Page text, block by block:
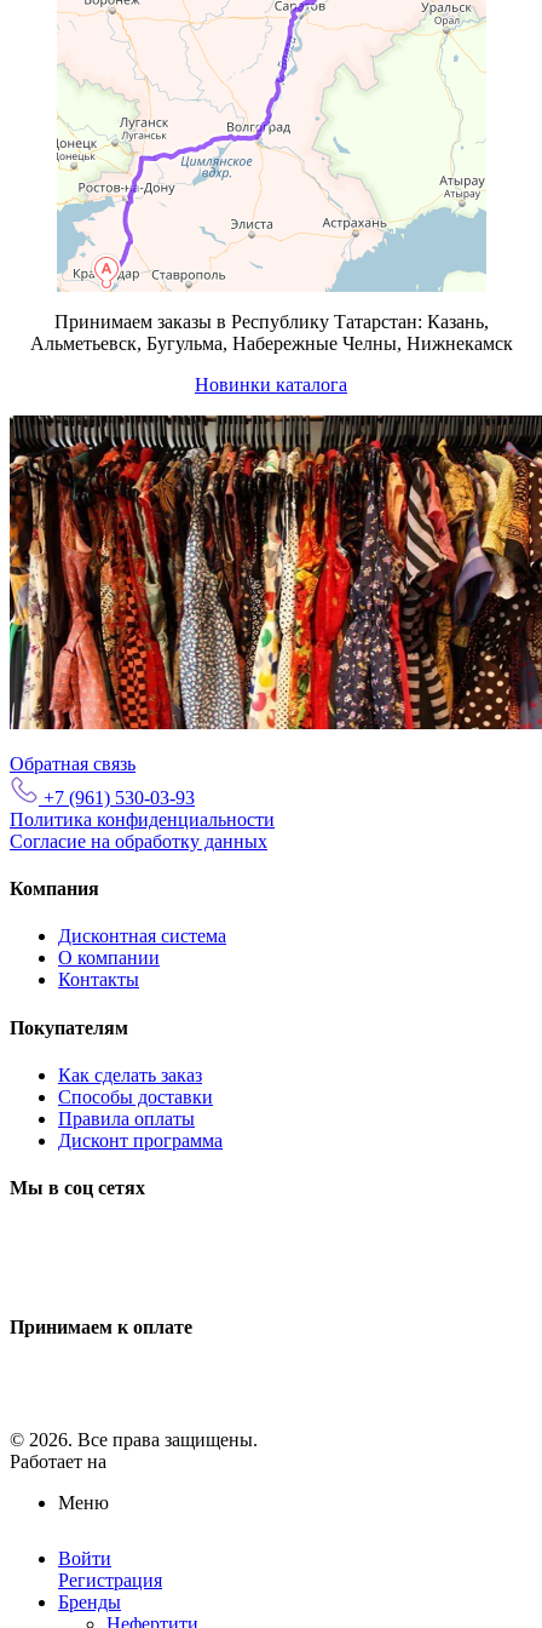
Принимаем заказы в Республику Татарстан: Казань,
Альметьевск, Бугульма, Набережные Челны, Нижнекамск
Новинки каталога
Обратная связь
+7 (961) 530-03-93
Политика конфиденциальности
Согласие на обработку данных
Компания
Дисконтная система
О компании
Контакты
Покупателям
Как сделать заказ
Способы доставки
Правила оплаты
Дисконт программа
Мы в соц сетях
Принимаем к оплате
© 2026. Все права защищены.
Работает на
Меню
Войти
Регистрация
Бренды
Нефертити